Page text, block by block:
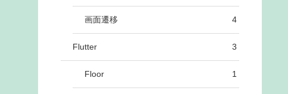
画面遷移 4
Flutter 3
Floor 1